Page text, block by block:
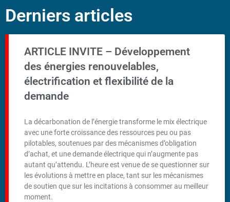
Derniers articles
ARTICLE INVITE – Développement
des énergies renouvelables,
électrification et flexibilité de la
demande
La décarbonation de l’énergie transforme le mix électrique
avec une forte croissance des ressources peu ou pas
pilotables, soutenues par des mécanismes d’obligation
d’achat, et une demande électrique qui n’augmente pas
autant qu’attendu. L’heure est venue de se questionner sur
les évolutions à mettre en place, tant sur les mécanismes
de soutien que sur les incitations à consommer au meilleur
moment.